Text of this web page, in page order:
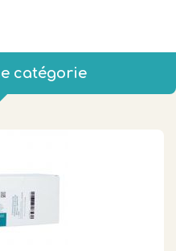
catégorie